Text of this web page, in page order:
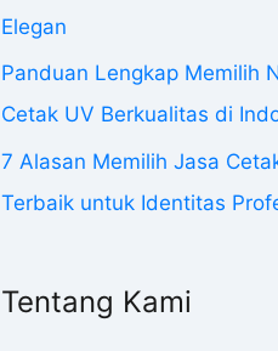
Elegan
Panduan Lengkap Memilih
Cetak UV Berkualitas di
7 Alasan Memilih Jasa
Terbaik untuk Identitas
Tentang Kami